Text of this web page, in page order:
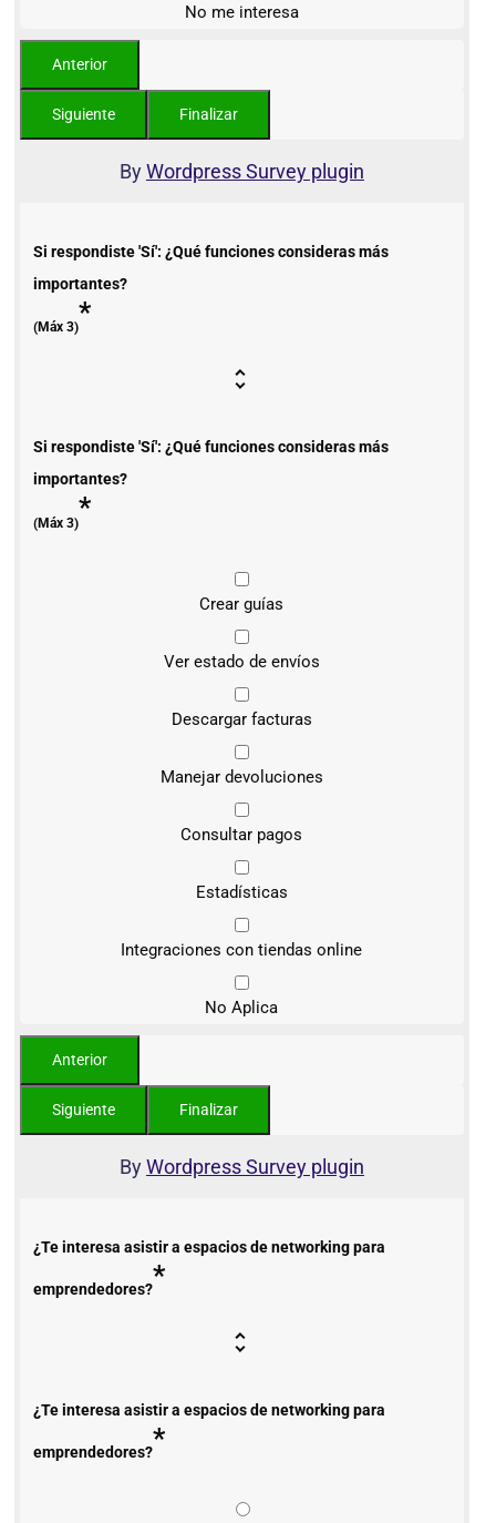
No me interesa
ByWordpress Survey plugin
Si respondiste 'Sí': ¿Qué funciones consideras más
importantes?
(Máx 3)*
Si respondiste 'Sí': ¿Qué funciones consideras más
importantes?
(Máx 3)*
Crear guías
Ver estado de envíos
Descargar facturas
Manejar devoluciones
Consultar pagos
Estadísticas
Integraciones con tiendas online
No Aplica
ByWordpress Survey plugin
¿Te interesa asistir a espacios de networking para
emprendedores?*
¿Te interesa asistir a espacios de networking para
emprendedores?*